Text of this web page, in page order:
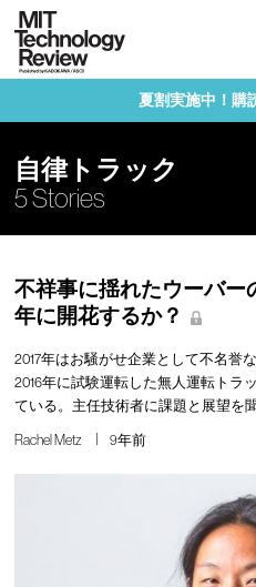
夏割実施中！購
自律トラック
5 Stories
不祥事に揺れたウーバ
年に開花するか？
2017年はお騒がせ企業として不名誉
2016年に試験運転した無人運転トラ
ている。主任技術者に課題と展望を
Rachel Metz 9年前